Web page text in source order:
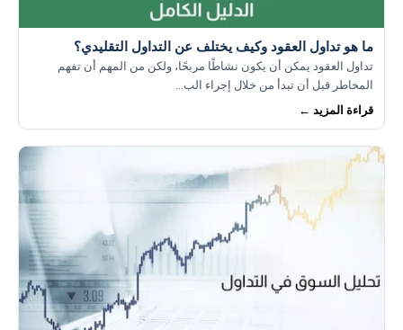
ما هو تداول العقود وكيف يختلف عن التداول التقليدي؟
تداول العقود يمكن أن يكون نشاطًا مربحًا، ولكن من المهم أن تفهم
المخاطر قبل أن تبدأ من خلال إجراء الب...
قراءة المزيد ←